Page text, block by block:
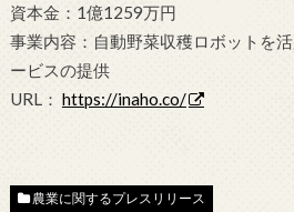
資本金：1億1259万円
事業内容：自動野菜収穫ロボットを
ービスの提供
URL： https://inaho.co/
農業に関するプレスリリース